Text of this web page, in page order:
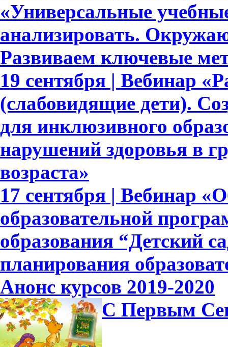
«Универсальные
анализировать.
Развиваем ключевые
19 сентября | Вебинар
(слабовидящие дети).
для инклюзивного
нарушений здоровья в
возраста»
17 сентября | Вебинар
образовательной
образования “Детский
планирования
Анонс курсов 2019-2020
С Первым